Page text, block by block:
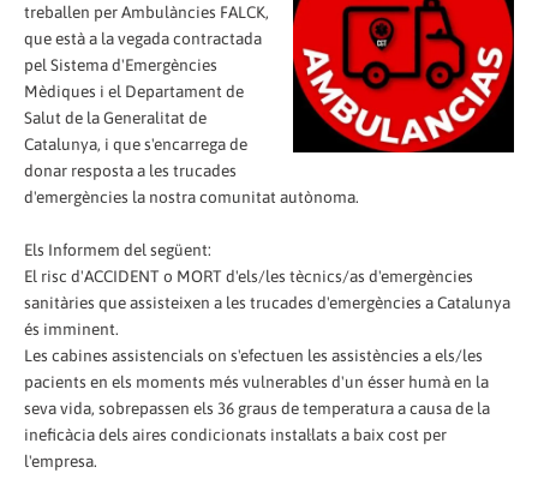
treballen per Ambulàncies FALCK,
que està a la vegada contractada
pel Sistema d'Emergències
Mèdiques i el Departament de
Salut de la Generalitat de
Catalunya, i que s'encarrega de
donar resposta a les trucades
d'emergències la nostra comunitat autònoma.
Els Informem del següent:
El risc d'ACCIDENT o MORT d'els/les tècnics/as d'emergències
sanitàries que assisteixen a les trucades d'emergències a Catalunya
és imminent.
Les cabines assistencials on s'efectuen les assistències a els/les
pacients en els moments més vulnerables d'un ésser humà en la
seva vida, sobrepassen els 36 graus de temperatura a causa de la
ineficàcia dels aires condicionats instal·lats a baix cost per
l'empresa.